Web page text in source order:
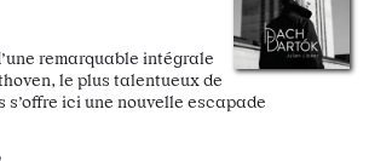
remarquable intégrale
le plus talentueux de
s’offre ici une nouvelle escapade